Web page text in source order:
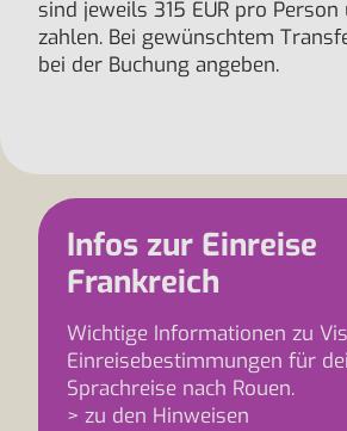
sind jeweils 315 EUR pro Person
zahlen. Bei gewünschtem
bei der Buchung angeben.
Infos zur Einreise
Frankreich
Wichtige Informationen zu
Einreisebestimmungen für
Sprachreise nach Rouen.
> zu den Hinweisen